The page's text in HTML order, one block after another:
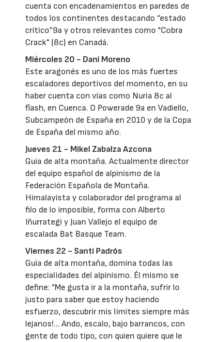
cuenta con encadenamientos en paredes de
todos los continentes destacando “estado
crítico”9a y otros relevantes como "Cobra
Crack" (8c) en Canadá.
Miércoles 20 - Dani Moreno
Este aragonés es uno de los más fuertes
escaladores deportivos del momento, en su
haber cuenta con vías como Nuria 8c al
flash, en Cuenca. O Powerade 9a en Vadiello,
Subcampeón de España en 2010 y de la Copa
de España del mismo año.
Jueves 21 - Mikel Zabalza Azcona
Guia de alta montaña. Actualmente director
del equipo español de alpinismo de la
Federación Española de Montaña.
Himalayista y colaborador del programa al
filo de lo imposible, forma con Alberto
Iñurrategi y Juan Vallejo el equipo de
escalada Bat Basque Team.
Viernes 22 - Santi Padrós
Guía de alta montaña, domina todas las
especialidades del alpinismo. Él mismo se
define: "Me gusta ir a la montaña, sufrir lo
justo para saber que estoy haciendo
esfuerzo, descubrir mis limites siempre más
lejanos!... Ando, escalo, bajo barrancos, con
gente de todo tipo, con quien quiere que le